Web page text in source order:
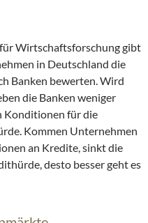
Wirtschaftsforschung gibt
in Deutschland die
Banken bewerten. Wird
die Banken weniger
Konditionen für die
Kommen Unternehmen
an Kredite, sinkt die
desto besser geht es